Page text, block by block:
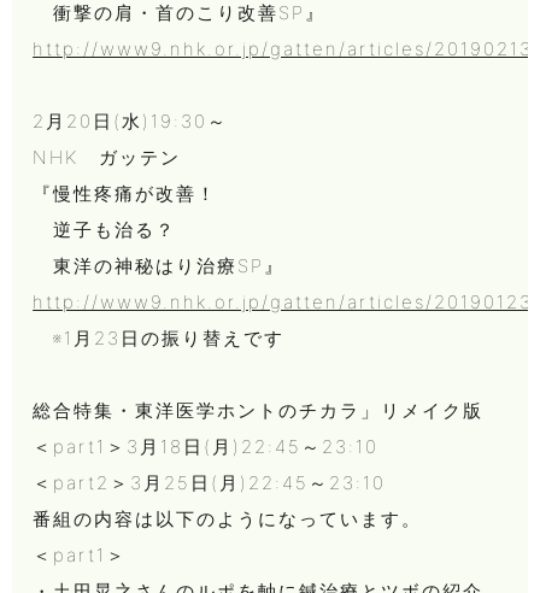
衝撃の肩・首のこり改善SP』
http://www9.nhk.or.jp/gatten/articles/
2月20日(水)19:30～
NHK ガッテン
『慢性疼痛が改善！
逆子も治る？
東洋の神秘はり治療SP』
http://www9.nhk.or.jp/gatten/articles/
※1月23日の振り替えです
総合特集・東洋医学ホントのチカラ」リメイク版
＜part1＞3月18日(月)22:45～23:10
＜part2＞3月25日(月)22:45～23:10
番組の内容は以下のようになっています。
＜part1＞